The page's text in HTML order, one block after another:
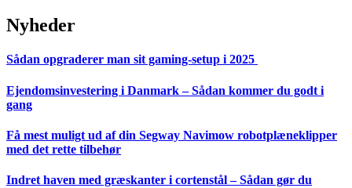
Nyheder
Sådan opgraderer man sit gaming-setup i 2025
Ejendomsinvestering i Danmark – Sådan kommer du godt i
gang
Få mest muligt ud af din Segway Navimow robotplæneklipper
med det rette tilbehør
Indret haven med græskanter i cortenstål – Sådan gør du